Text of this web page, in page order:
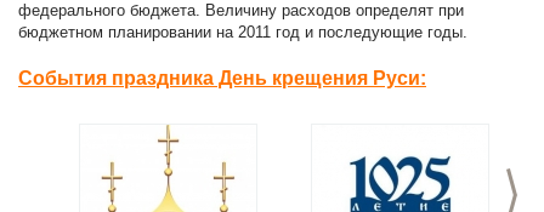
федерального бюджета. Величину расходов определят при
бюджетном планировании на 2011 год и последующие годы.
События праздника День крещения Руси:
>